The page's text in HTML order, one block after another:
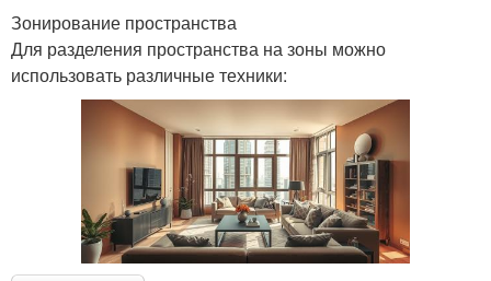
Зонирование пространства
Для разделения пространства на зоны можно
использовать различные техники: